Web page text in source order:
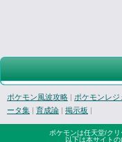
ポケモン風波攻略 | ポケモンレ
ータ集 | 育成論 | 掲示板 |
ポケモンは任天堂/ク
以下は本サイト